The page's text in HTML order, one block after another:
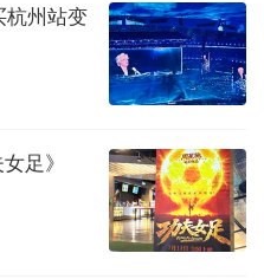
杭州站变
足》